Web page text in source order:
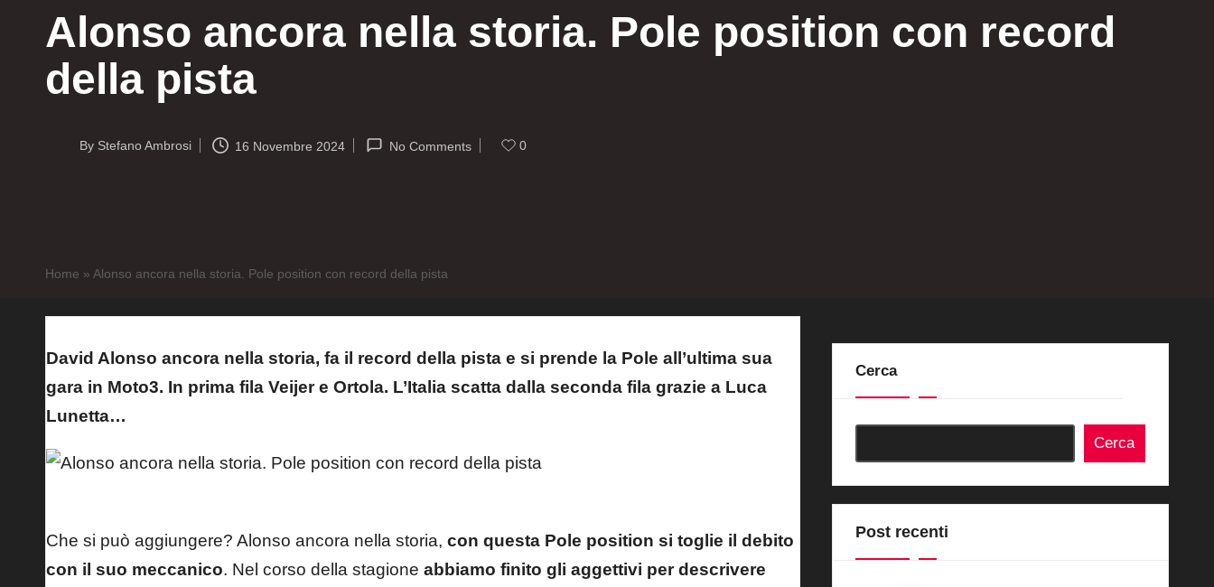
Alonso ancora nella storia. Pole position con record
della pista
PostedBy Stefano Ambrosi 16 Novembre 2024 No Comments 0
Home » Alonso ancora nella storia. Pole position con record della pista
David Alonso ancora nella storia, fa il record della pista e si prende la Pole all’ultima sua
gara in Moto3. In prima fila Veijer e Ortola. L’Italia scatta dalla seconda fila grazie a Luca
Lunetta…
Che si può aggiungere? Alonso ancora nella storia, con questa Pole position si toglie il debito
con il suo meccanico. Nel corso della stagione abbiamo finito gli aggettivi per descrivere
Cerca
Cerca
Post recenti